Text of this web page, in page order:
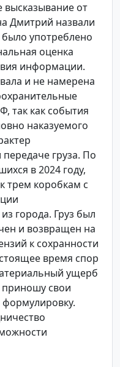
от
Дмитрий назвали
употреблено
оценка
информации.
и не намерена
так как события
наказуемого
груза. По
в 2024 году,
трем коробкам с
города. Груз был
и возвращен на
к сохранности
время спор
ущерб
приношу свои